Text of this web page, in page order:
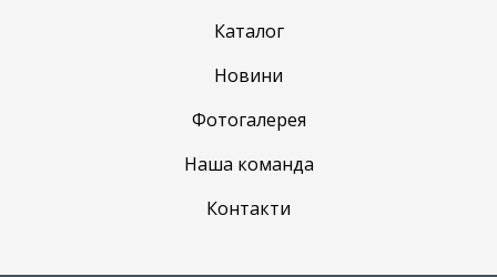
Каталог
Новини
Фотогалерея
Наша команда
Контакти